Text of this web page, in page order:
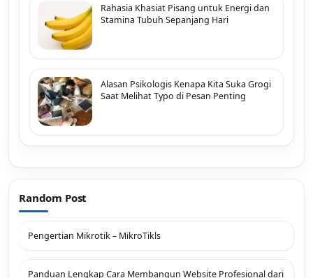
Rahasia Khasiat Pisang untuk Energi dan
Stamina Tubuh Sepanjang Hari
Alasan Psikologis Kenapa Kita Suka Grogi
Saat Melihat Typo di Pesan Penting
Random Post
Pengertian Mikrotik – MikroTikls
Panduan Lengkap Cara Membangun Website Profesional dari